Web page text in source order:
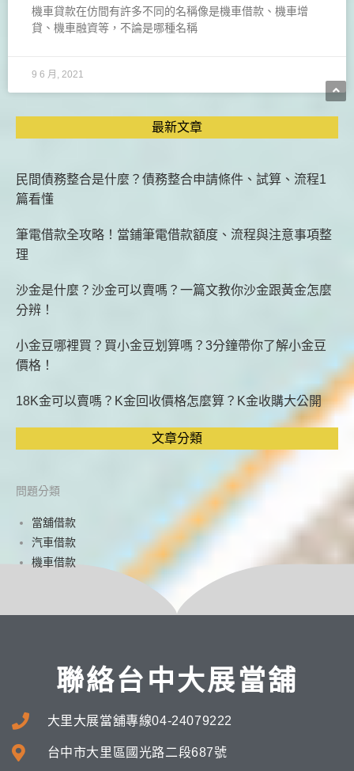
機車貸款在仿間有許多不同的名稱像是機車借款、機車增
貸、機車融資等，不論是哪種名稱
9 6 月, 2021
最新文章
民間債務整合是什麼？債務整合申請條件、試算、流程1
篇看懂
筆電借款全攻略！當鋪筆電借款額度、流程與注意事項整
理
沙金是什麼？沙金可以賣嗎？一篇文教你沙金跟黃金怎麼
分辨！
小金豆哪裡買？買小金豆划算嗎？3分鐘帶你了解小金豆
價格！
18K金可以賣嗎？K金回收價格怎麼算？K金收購大公開
文章分類
問題分類
當舖借款
汽車借款
機車借款
聯絡台中大展當舖
大里大展當舖專線04-24079222
台中市大里區國光路二段687號